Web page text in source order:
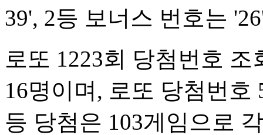
39', 2등 보너스 번호는
로또 1223회 당첨번호
16명이며, 로또 당첨번
등 당첨은 103게임으로